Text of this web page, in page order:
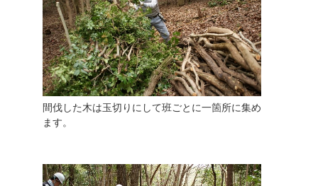
間伐した木は玉切りにして班ごとに一箇所に集め
ます。